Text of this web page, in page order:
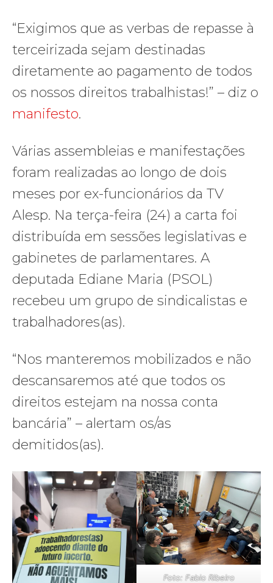
“Exigimos que as verbas de repasse à
terceirizada sejam destinadas
diretamente ao pagamento de todos
os nossos direitos trabalhistas!” – diz o
manifesto.
Várias assembleias e manifestações
foram realizadas ao longo de dois
meses por ex-funcionários da TV
Alesp. Na terça-feira (24) a carta foi
distribuída em sessões legislativas e
gabinetes de parlamentares. A
deputada Ediane Maria (PSOL)
recebeu um grupo de sindicalistas e
trabalhadores(as).
“Nos manteremos mobilizados e não
descansaremos até que todos os
direitos estejam na nossa conta
bancária” – alertam os/as
demitidos(as).
Foto: Fabio Ribeiro